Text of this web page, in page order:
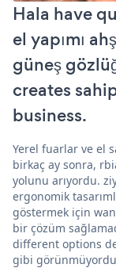
Hala have
el yapımı
güneş
creates
business.
Yerel fuarlar ve el
birkaç ay sonra,
yolunu arıyordu.
ergonomik
göstermek için
bir çözüm
different options
gibi görünmüyordu